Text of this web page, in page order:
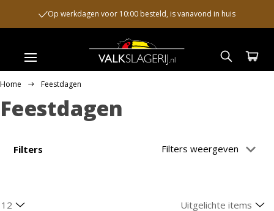
Op werkdagen voor 10:00 besteld, is vanavond in huis
Home Feestdagen
Feestdagen
Filters Filters weergeven